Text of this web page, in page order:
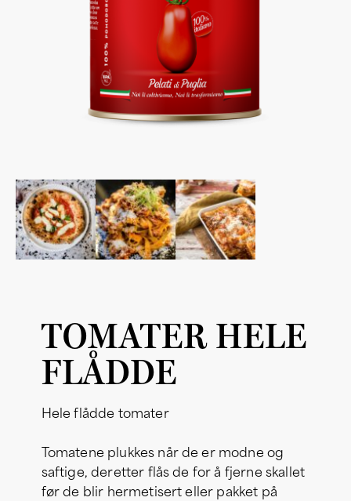
TOMATER HELE
FLÅDDE
Hele flådde tomater
Tomatene plukkes når de er modne og
saftige, deretter flås de for å fjerne skallet
før de blir hermetisert eller pakket på